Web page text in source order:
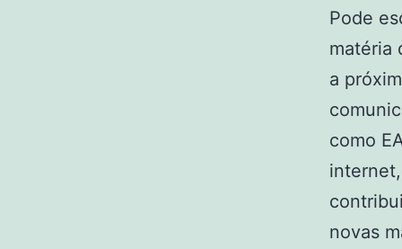
Pode
matéria
a
como
novas